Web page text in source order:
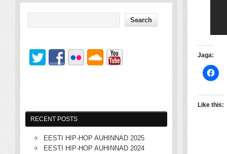
Jaga:
Like this:
RECENT POSTS
EESTI HIP-HOP AUHINNAD 2025
EESTI HIP-HOP AUHINNAD 2024